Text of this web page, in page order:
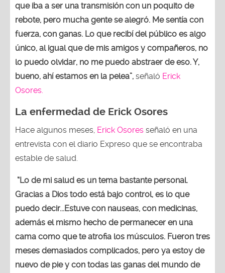
que iba a ser una transmisión con un poquito de
rebote, pero mucha gente se alegró. Me sentía con
fuerza, con ganas. Lo que recibí del público es algo
único, al igual que de mis amigos y compañeros, no
lo puedo olvidar, no me puedo abstraer de eso. Y,
bueno, ahí estamos en la pelea”, señaló Erick
Osores.
La enfermedad de Erick Osores
Hace algunos meses, Erick Osores señaló en una
entrevista con el diario Expreso que se encontraba
estable de salud.
“Lo de mi salud es un tema bastante personal.
Gracias a Dios todo está bajo control, es lo que
puedo decir...Estuve con nauseas, con medicinas,
además el mismo hecho de permanecer en una
cama como que te atrofia los músculos. Fueron tres
meses demasiados complicados, pero ya estoy de
nuevo de pie y con todas las ganas del mundo de